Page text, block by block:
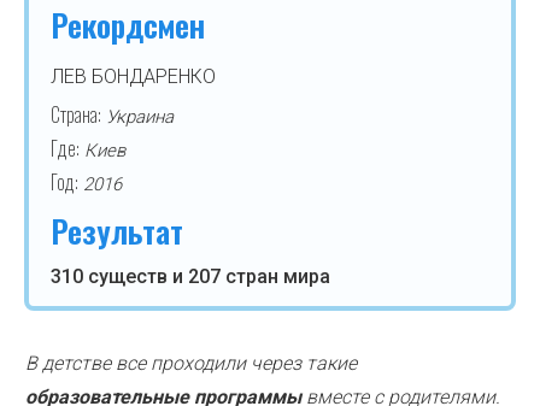
Рекордсмен
ЛЕВ БОНДАРЕНКО
Страна: Украина
Где: Киев
Год: 2016
Результат
310 существ и 207 стран мира
В детстве все проходили через такие
образовательные программывместе с родителями.